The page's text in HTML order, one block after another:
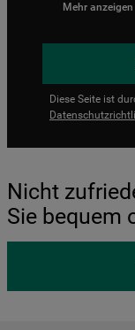
Mehr anzeigen
Diese Seite ist
Nicht
Sie bequem